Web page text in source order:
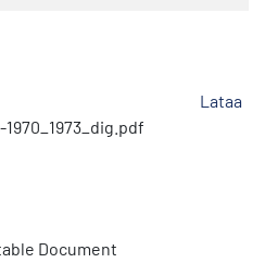
Document
Lataa